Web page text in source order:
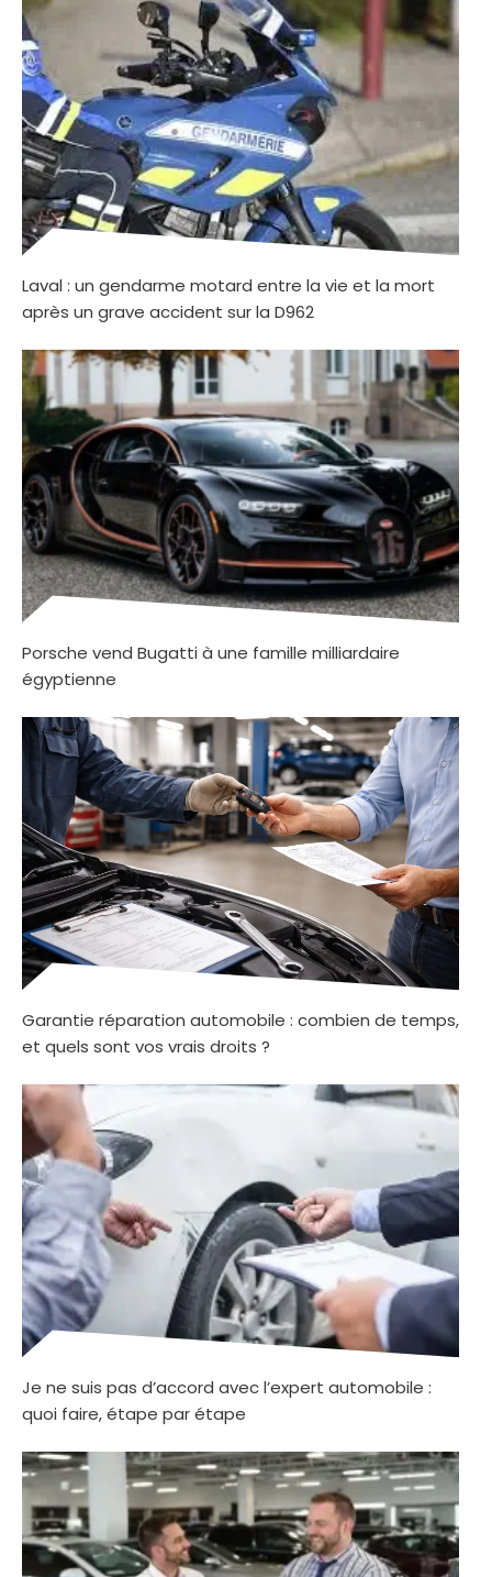
Laval : un gendarme motard entre la vie et la mort
après un grave accident sur la D962
Porsche vend Bugatti à une famille milliardaire
égyptienne
Garantie réparation automobile : combien de temps,
et quels sont vos vrais droits ?
Je ne suis pas d’accord avec l’expert automobile :
quoi faire, étape par étape